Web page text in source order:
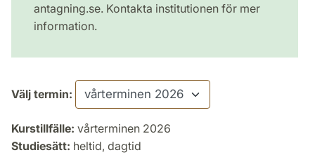
antagning.se. Kontakta institutionen för mer
information.
Välj termin:
Kurstillfälle: vårterminen 2026
Studiesätt: heltid, dagtid